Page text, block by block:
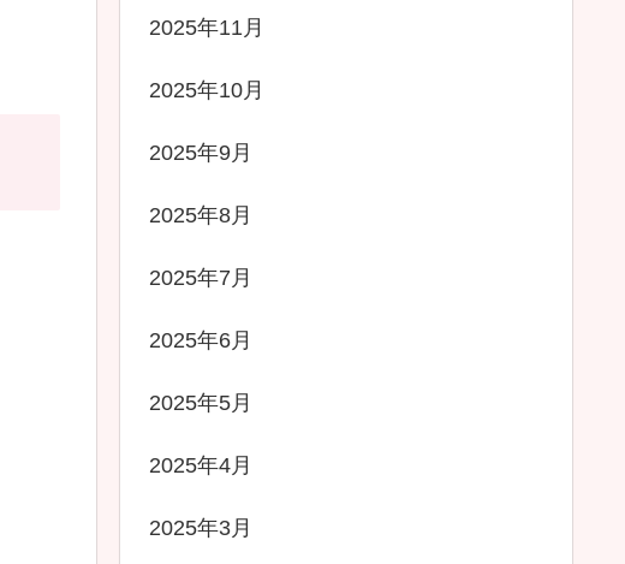
2025年11月
2025年10月
2025年9月
2025年8月
2025年7月
2025年6月
2025年5月
2025年4月
2025年3月